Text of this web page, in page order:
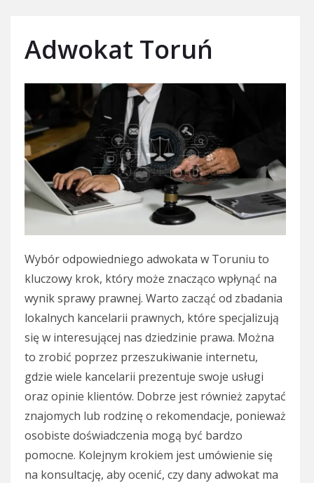
Adwokat Toruń
Wybór odpowiedniego adwokata w Toruniu to
kluczowy krok, który może znacząco wpłynąć na
wynik sprawy prawnej. Warto zacząć od zbadania
lokalnych kancelarii prawnych, które specjalizują
się w interesującej nas dziedzinie prawa. Można
to zrobić poprzez przeszukiwanie internetu,
gdzie wiele kancelarii prezentuje swoje usługi
oraz opinie klientów. Dobrze jest również zapytać
znajomych lub rodzinę o rekomendacje, ponieważ
osobiste doświadczenia mogą być bardzo
pomocne. Kolejnym krokiem jest umówienie się
na konsultację, aby ocenić, czy dany adwokat ma